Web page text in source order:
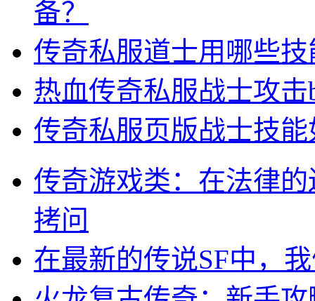
备？
传奇私服道士用哪些
热血传奇私服战士攻击
传奇私服页版战士技
传奇游戏类：在法律
拷问
在最新的传说SF中，